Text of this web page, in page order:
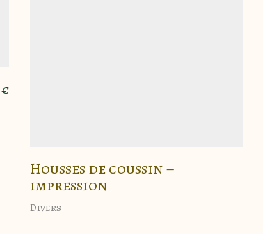
€
Housses de coussin –
impression
Divers
creation.com
CGV
générales de vente